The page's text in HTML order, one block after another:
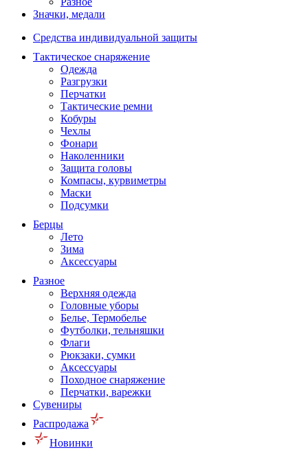
Значки, медали
Средства индивидуальной защиты
Тактическое снаряжение
Одежда
Разгрузки
Перчатки
Тактические ремни
Кобуры
Чехлы
Фонари
Наколенники
Защита головы
Компасы, курвиметры
Маски
Подсумки
Берцы
Лето
Зима
Аксессуары
Разное
Верхняя одежда
Головные уборы
Белье, Термобелье
Футболки, тельняшки
Флаги
Рюкзаки, сумки
Аксессуары
Походное снаряжение
Перчатки, варежки
Сувениры
Распродажа
Новинки